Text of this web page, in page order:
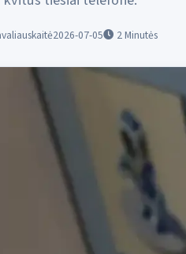
2026-07-05 2Minutės